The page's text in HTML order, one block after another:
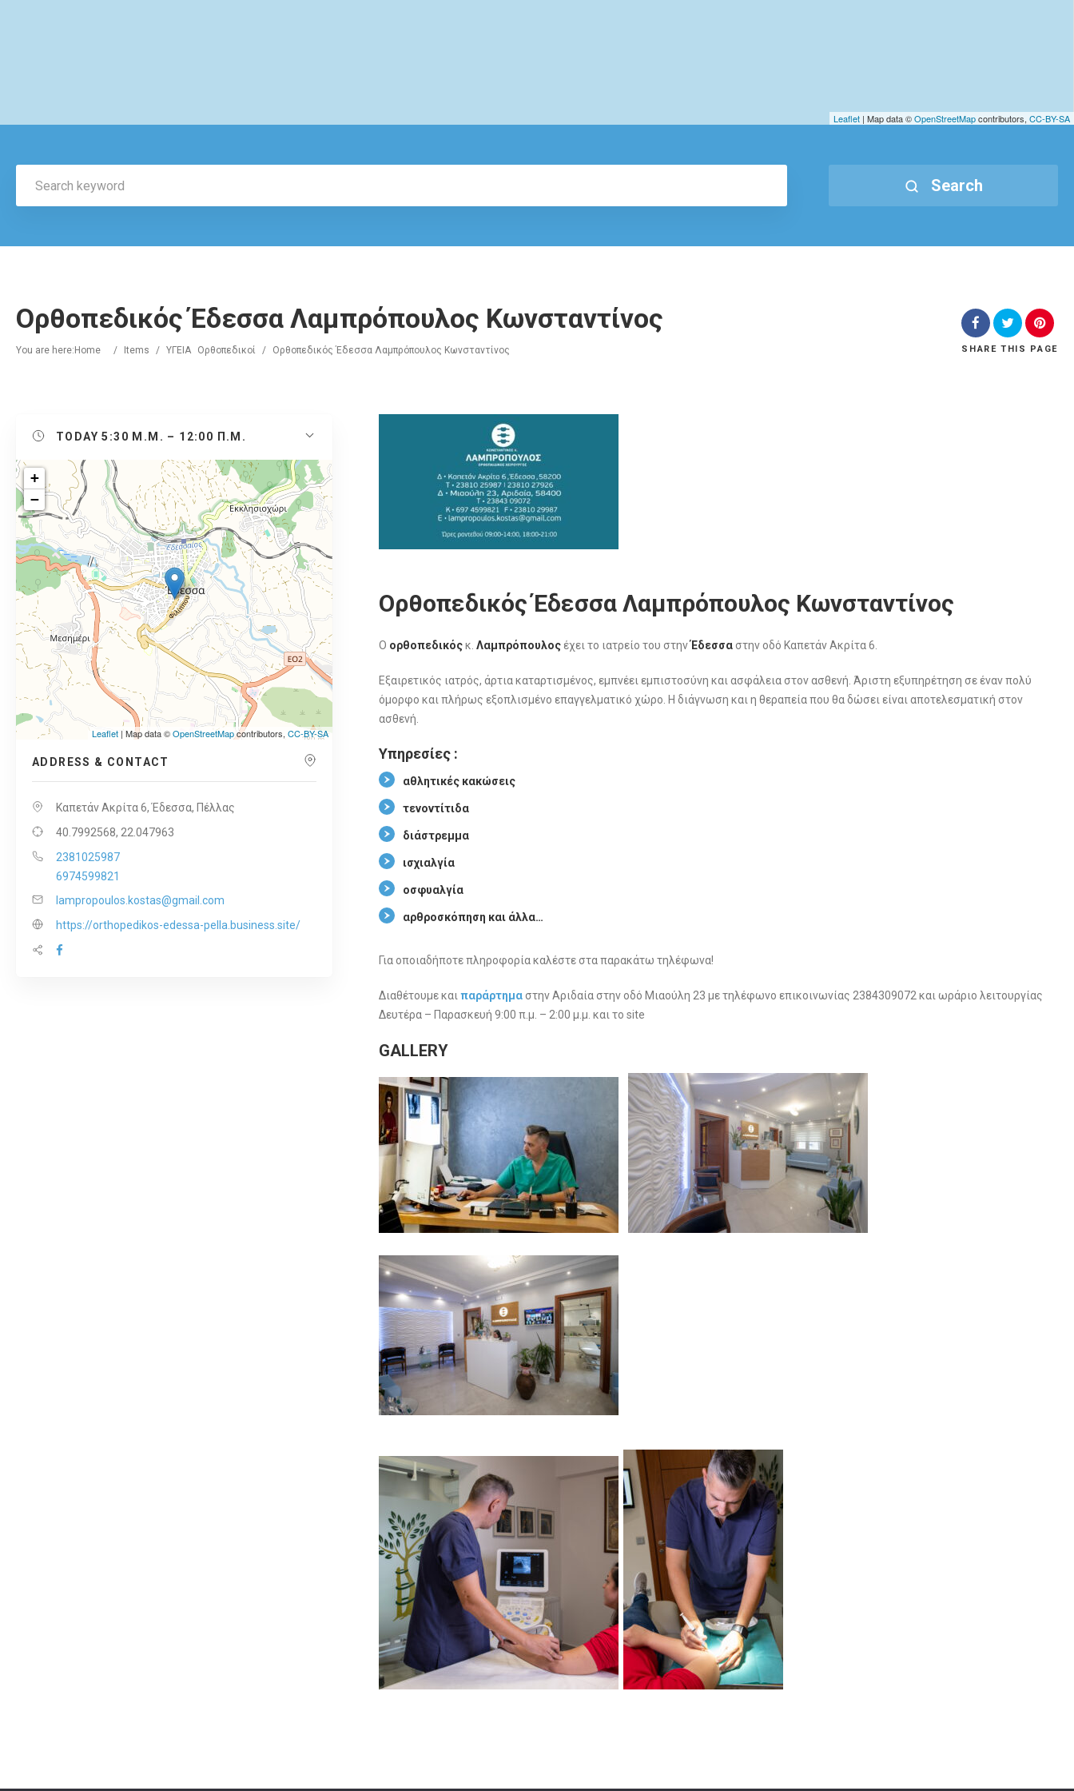
Leaflet | Map data ©OpenStreetMapcontributors, CC-BY-SA
Search
Ορθοπεδικός Έδεσσα Λαμπρόπουλος Κωνσταντίνος
You are here: Home / Items / ΥΓΕΙΑ Ορθοπεδικοί / Ορθοπεδικός Έδεσσα Λαμπρόπουλος Κωνσταντίνος SHARE THIS PAGE
TODAY5:30 Μ.Μ. – 12:00 Π.Μ.
+
−
Leaflet | Map data ©OpenStreetMapcontributors,CC-BY-SA
ADDRESS & CONTACT
Καπετάν Ακρίτα 6, Έδεσσα, Πέλλας
40.7992568, 22.047963
2381025987
6974599821
lampropoulos.kostas@gmail.com
https://orthopedikos-edessa-pella.business.site/
Ορθοπεδικός Έδεσσα Λαμπρόπουλος Κωνσταντίνος
Ο ορθοπεδικός κ. Λαμπρόπουλοςέχει το ιατρείο του στηνΈδεσσαστην οδό Καπετάν Ακρίτα 6.
Εξαιρετικός ιατρός, άρτια καταρτισμένος, εμπνέει εμπιστοσύνη και ασφάλεια στον ασθενή. Άριστη εξυπηρέτηση σε έναν πολύ
όμορφο και πλήρως εξοπλισμένο επαγγελματικό χώρο. Η διάγνωση και η θεραπεία που θα δώσει είναι αποτελεσματική στον
ασθενή.
Υπηρεσίες :
αθλητικές κακώσεις
τενοντίτιδα
διάστρεμμα
ισχιαλγία
οσφυαλγία
αρθροσκόπηση και άλλα…
Για οποιαδήποτε πληροφορία καλέστε στα παρακάτω τηλέφωνα!
Διαθέτουμε και παράρτημαστην Αριδαία στην οδό Μιαούλη 23 με τηλέφωνο επικοινωνίας 2384309072 και ωράριο λειτουργίας
Δευτέρα – Παρασκευή 9:00 π.μ. – 2:00 μ.μ. και το site
GALLERY